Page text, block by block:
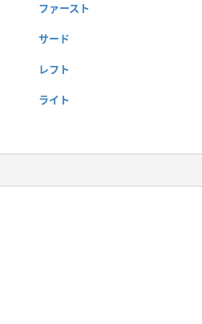
ファースト
サード
レフト
ライト